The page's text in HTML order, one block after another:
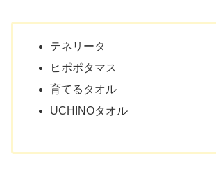
テネリータ
ヒポポタマス
育てるタオル
UCHINOタオル